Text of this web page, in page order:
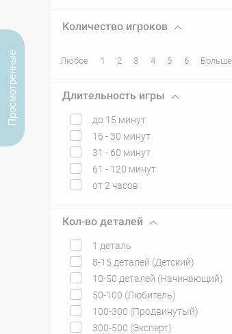
Количество игроков
Любое 1 2 3 4 5 6 Больше
Длительность игры
до 15 минут
16 - 30 минут
31 - 60 минут
61 - 120 минут
от 2 часов
Кол-во деталей
1 деталь
8-15 деталей (Детский)
10-50 деталей (Начинающий)
50-100 (Любитель)
100-300 (Продвинутый)
300-500 (Эксперт)
Просмотренные